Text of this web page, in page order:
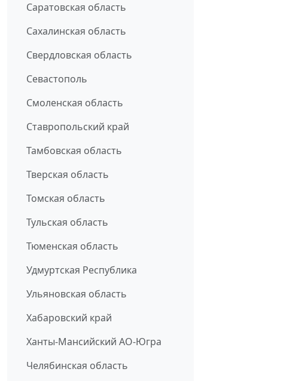
Саратовская область
Сахалинская область
Свердловская область
Севастополь
Смоленская область
Ставропольский край
Тамбовская область
Тверская область
Томская область
Тульская область
Тюменская область
Удмуртская Республика
Ульяновская область
Хабаровский край
Ханты-Мансийский АО-Югра
Челябинская область